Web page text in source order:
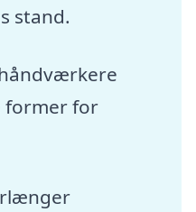
stand.
former for